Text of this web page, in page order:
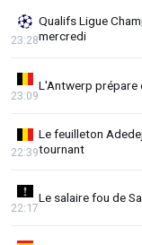
Qualifs Ligue
mercredi
23:28
L'Antwerp prépare
23:09
Le feuilleton
tournant
22:39
Le salaire fou de
22:17